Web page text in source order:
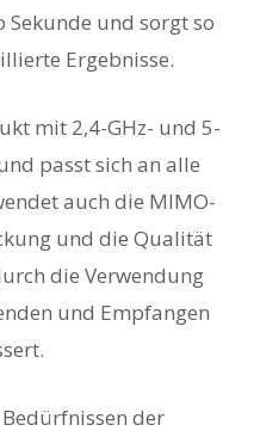
und sorgt so
Ergebnisse.
mit 2,4-GHz- und 5-
passt sich an alle
auch die MIMO-
und die Qualität
die Verwendung
und Empfangen
der